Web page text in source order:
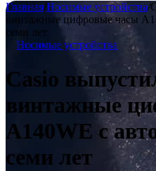
Главная/Носимые устройства/
винтажные цифровые часы
семи лет
Носимые устройства
Casio
винтажные
A140WE с
семи лет